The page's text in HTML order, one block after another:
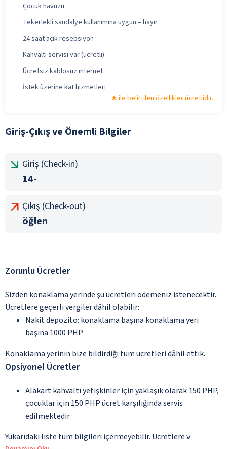
Çocuk havuzu
Tekerlekli sandalye kullanımına uygun – hayır
24 saat açık resepsiyon
Kahvaltı servisi var (ücretli)
Ücretsiz kablosuz internet
İstek üzerine kat hizmetleri
ile belirtilen özellikler ücretlidir.
Giriş-Çıkış ve Önemli Bilgiler
Giriş (Check-in)
14-
Çıkış (Check-out)
öğlen
Zorunlu Ücretler
Sizden konaklama yerinde şu ücretleri ödemeniz istenecektir.
Ücretlere geçerli vergiler dâhil olabilir:
Nakit depozito: konaklama başına konaklama yeri
başına 1000 PHP
Konaklama yerinin bize bildirdiği tüm ücretleri dâhil ettik.
Opsiyonel Ücretler
Alakart kahvaltı yetişkinler için yaklaşık olarak 150 PHP,
çocuklar için 150 PHP ücret karşılığında servis
edilmektedir
Yukarıdaki liste tüm bilgileri içermeyebilir. Ücretlere v